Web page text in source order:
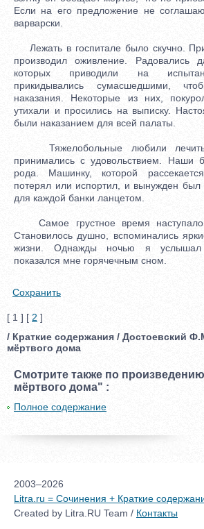
Если на его предложение не
варварски.
Лежать в госпитале было скучно.
производил оживление. Радовались
которых приводили на
прикидывались сумасшедшими,
наказания. Некоторые из них,
утихали и просились на выписку.
были наказанием для всей палаты.
Тяжелобольные любили
принимались с удовольствием. Наши
рода. Машинку, которой
потерял или испортил, и вынужден был
для каждой банки ланцетом.
Самое грустное время наступало
Становилось душно, вспоминались
жизни. Однажды ночью я услышал
показался мне горячечным сном.
Сохранить
[ 1 ] [ 2 ]
/ Краткие содержания / Достоевский
мёртвого дома
Смотрите также по
мёртвого дома" :
Полное содержание
2003–2026
Litra.ru = Сочинения + Краткие
Created by Litra.RU Team / Контакты